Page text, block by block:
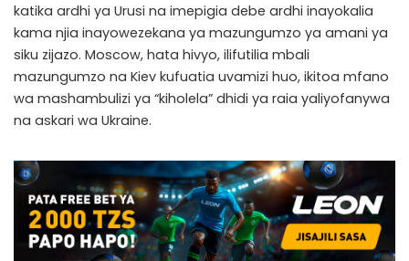
katika ardhi ya Urusi na imepigia debe ardhi inayokalia
kama njia inayowezekana ya mazungumzo ya amani ya
siku zijazo. Moscow, hata hivyo, ilifutilia mbali
mazungumzo na Kiev kufuatia uvamizi huo, ikitoa mfano
wa mashambulizi ya “kiholela” dhidi ya raia yaliyofanywa
na askari wa Ukraine.